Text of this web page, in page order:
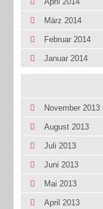
März 2014
Februar 2014
Januar 2014
November 2013
August 2013
Juli 2013
Juni 2013
Mai 2013
April 2013